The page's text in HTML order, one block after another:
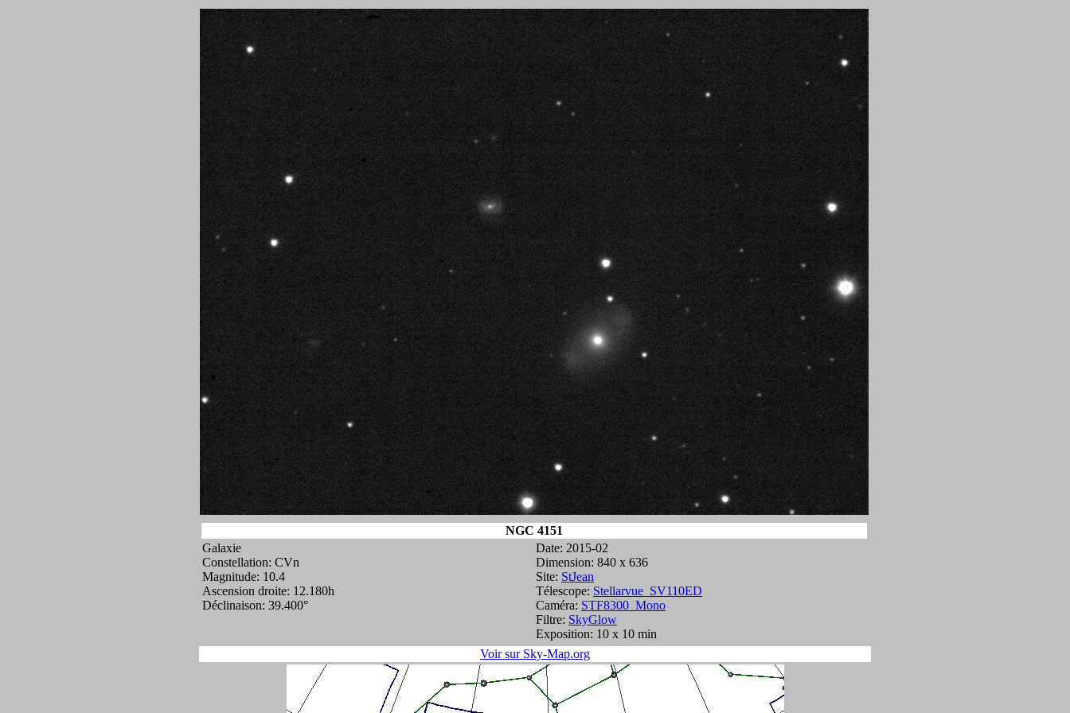
NGC 4151
Galaxie
Constellation: CVn
Magnitude: 10.4
Ascension droite: 12.180h
Déclinaison: 39.400°
Date: 2015-02
Dimension: 840 x 636
Site: StJean
Télescope: Stellarvue_SV110ED
Caméra: STF8300_Mono
Filtre: SkyGlow
Exposition: 10 x 10 min
Voir sur Sky-Map.org